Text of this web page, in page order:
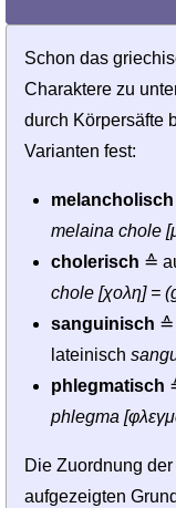
Schon das
Charak­tere zu
durch Körpersäfte
Varianten fest:
melancholisch
melaina chole
cholerisch ≙
chole [χολη] =
sanguinisch ≙
lateinisch
phlegmatisch
phlegma
Die Zuordnung
aufgezeigten